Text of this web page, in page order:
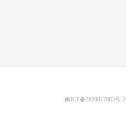
闽ICP备2020017883号-2